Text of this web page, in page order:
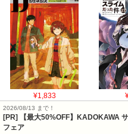
¥1,833
2026/08/13 まで！
[PR] 【最大50%OFF】KADOKAWA
フェア